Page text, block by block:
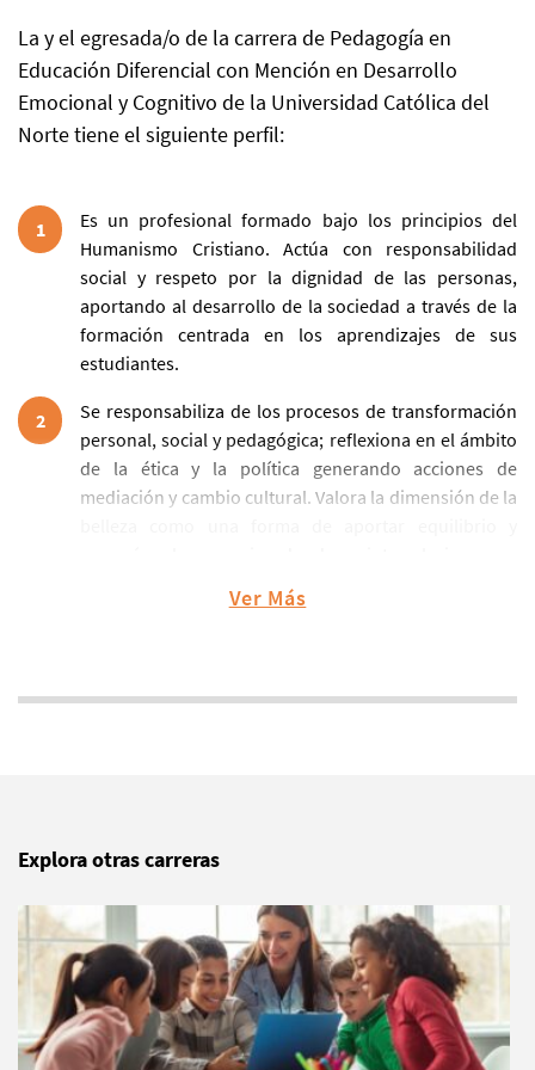
La y el egresada/o de la carrera de Pedagogía en
Educación Diferencial con Mención en Desarrollo
Emocional y Cognitivo de la Universidad Católica del
Norte tiene el siguiente perfil:
1
Es un profesional formado bajo los principios del
Humanismo Cristiano. Actúa con responsabilidad
social y respeto por la dignidad de las personas,
aportando al desarrollo de la sociedad a través de la
formación centrada en los aprendizajes de sus
estudiantes.
2
Se responsabiliza de los procesos de transformación
personal, social y pedagógica; reflexiona en el ámbito
de la ética y la política generando acciones de
mediación y cambio cultural. Valora la dimensión de la
otros y otras deliberando en territorios educativos
complejos en permanente cambio.
inclusivos e integrales. En el ejercicio pedagógico
escolar y establece relaciones comunitarias, con el
propósito de contribuir a la mejora de los procesos
formativos y ciudadanos desde una pedagogía
transformadora.
4
Como transformador de contextos, aplica criterios de
Ver Más
Explora otras carreras